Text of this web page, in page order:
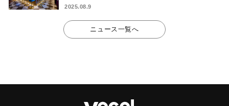
2025.08.9
ニュース一覧へ